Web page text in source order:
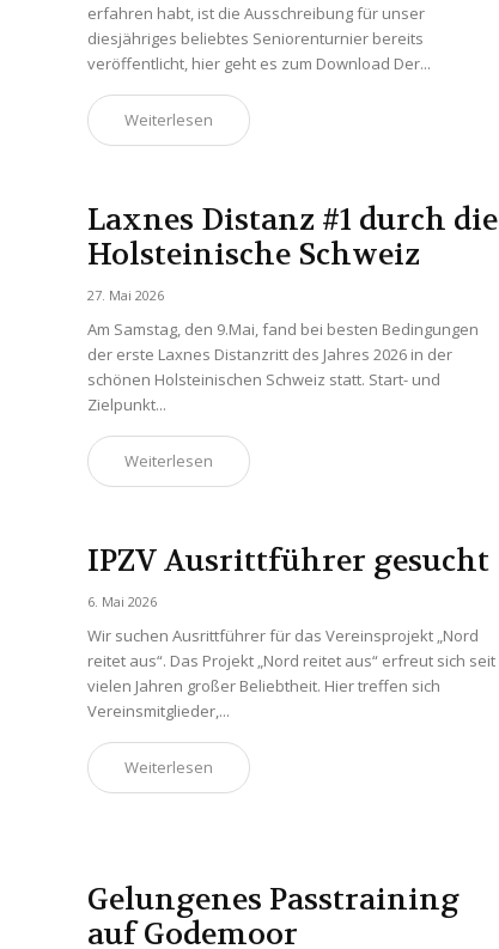
erfahren habt, ist die Ausschreibung für unser
diesjähriges beliebtes Seniorenturnier bereits
veröffentlicht, hier geht es zum Download Der...
Weiterlesen
Laxnes Distanz #1 durch die
Holsteinische Schweiz
27. Mai 2026
Am Samstag, den 9.Mai, fand bei besten Bedingungen
der erste Laxnes Distanzritt des Jahres 2026 in der
schönen Holsteinischen Schweiz statt. Start- und
Zielpunkt...
Weiterlesen
IPZV Ausrittführer gesucht
6. Mai 2026
Wir suchen Ausrittführer für das Vereinsprojekt „Nord
reitet aus“. Das Projekt „Nord reitet aus“ erfreut sich seit
vielen Jahren großer Beliebtheit. Hier treffen sich
Vereinsmitglieder,...
Weiterlesen
Gelungenes Passtraining
auf Godemoor